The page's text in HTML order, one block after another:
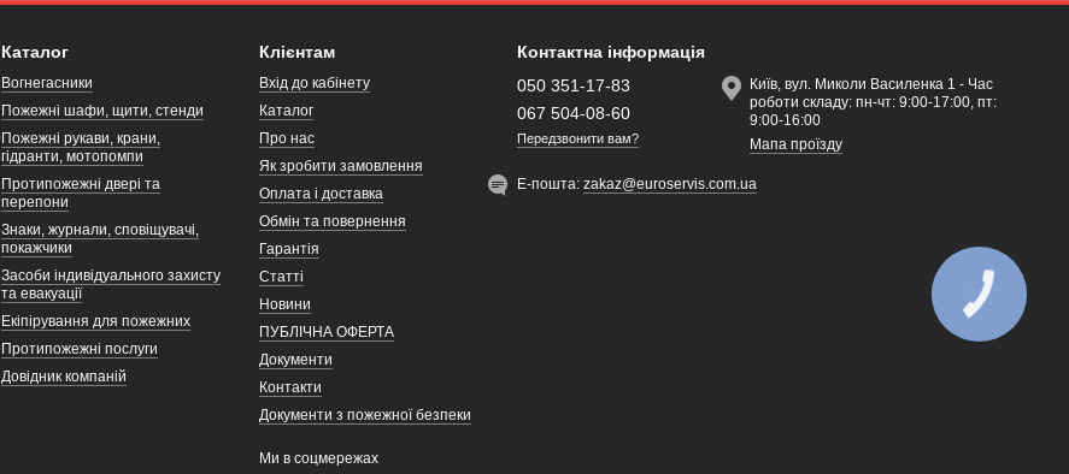
Каталог
Вогнегасники
Пожежні шафи, щити, стенди
Пожежні рукави, крани,
гідранти, мотопомпи
Протипожежні двері та
перепони
Знаки, журнали, сповіщувачі,
покажчики
Засоби індивідуального захисту
та евакуації
Екіпірування для пожежних
Протипожежні послуги
Довідник компаній
Клієнтам
Вхід до кабінету
Каталог
Про нас
Як зробити замовлення
Оплата і доставка
Обмін та повернення
Гарантія
Статті
Новини
ПУБЛІЧНА ОФЕРТА
Документи
Контакти
Документи з пожежної безпеки
Ми в соцмережах
Контактна інформація
050 351-17-83
067 504-08-60
Передзвонити вам?
Київ, вул. Миколи Василенка 1 - Час
роботи складу: пн-чт: 9:00-17:00, пт:
9:00-16:00
Мапа проїзду
Е-пошта:zakaz@euroservis.com.ua
КНОПКА
ЗВ'ЯЗКУ